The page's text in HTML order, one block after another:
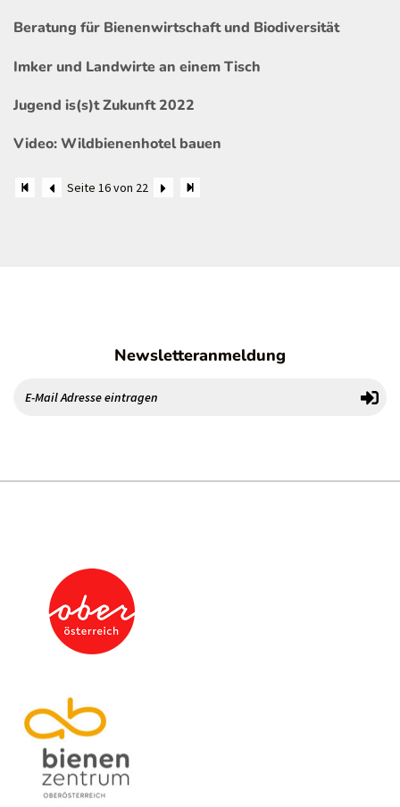
Beratung für Bienenwirtschaft und Biodiversität
Imker und Landwirte an einem Tisch
Jugend is(s)t Zukunft 2022
Video: Wildbienenhotel bauen
Seite 16 von 22
Newsletteranmeldung